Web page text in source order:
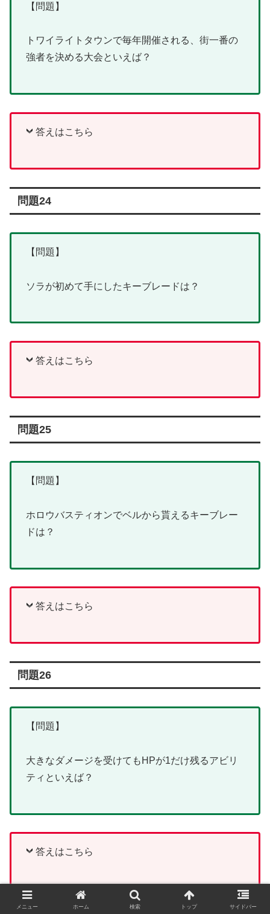
【問題】
トワイライトタウンで毎年開催される、街一番の
強者を決める大会といえば？
答えはこちら
問題24
【問題】
ソラが初めて手にしたキーブレードは？
答えはこちら
問題25
【問題】
ホロウバスティオンでベルから貰えるキーブレー
ドは？
答えはこちら
問題26
【問題】
大きなダメージを受けてもHPが1だけ残るアビリ
ティといえば？
答えはこちら
メニュー ホーム 検索 トップ サイドバー